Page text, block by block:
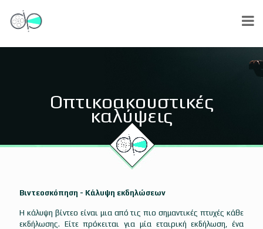
Οπτικοακουστικές
καλύψεις
Βιντεοσκόπηση - Κάλυψη εκδηλώσεων
Η κάλυψη βίντεο είναι μια από τις πιο σημαντικές πτυχές κάθε
εκδήλωσης. Είτε πρόκειται για μία εταιρική εκδήλωση, ένα